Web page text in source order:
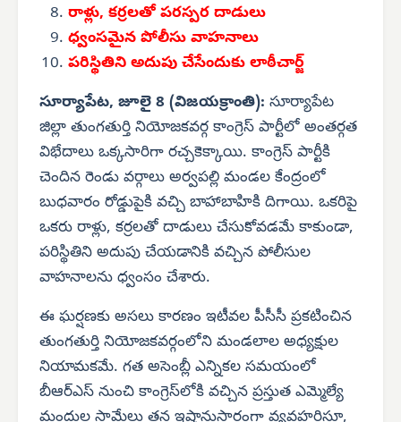
రాళ్లు, కర్రలతో పరస్పర దాడులు
ధ్వంసమైన పోలీసు వాహనాలు
పరిస్థితిని అదుపు చేసేందుకు లాఠీచార్జ్
సూర్యాపేట, జూలై 8 (విజయక్రాంతి): సూర్యాపేట
జిల్లా తుంగతుర్తి నియోజకవర్గ కాంగ్రెస్ పార్టీలో అంతర్గత
విభేదాలు ఒక్కసారిగా రచ్చకెక్కాయి. కాంగ్రెస్ పార్టీకి
చెందిన రెండు వర్గాలు అర్వపల్లి మండల కేంద్రంలో
బుధవారం రోడ్డుపైకి వచ్చి బాహాబాహికి దిగాయి. ఒకరిపై
ఒకరు రాళ్లు, కర్రలతో దాడులు చేసుకోవడమే కాకుండా,
పరిస్థితిని అదుపు చేయడానికి వచ్చిన పోలీసుల
వాహనాలను ధ్వంసం చేశారు.
ఈ ఘర్షణకు అసలు కారణం ఇటీవల పీసీసీ ప్రకటించిన
తుంగతుర్తి నియోజకవర్గంలోని మండలాల అధ్యక్షుల
నియామకమే. గత అసెంబ్లీ ఎన్నికల సమయంలో
బీఆర్‌ఎస్ నుంచి కాంగ్రెస్‌లోకి వచ్చిన ప్రస్తుత ఎమ్మెల్యే